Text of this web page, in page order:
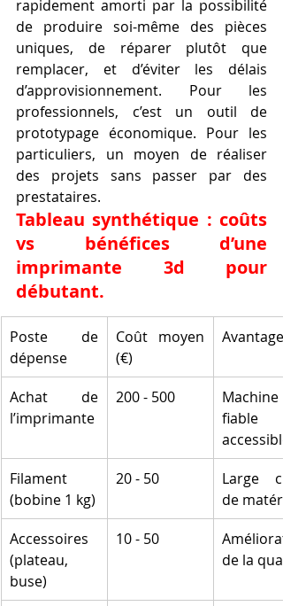
rapidement amorti par la possibilité
de produire soi-même des pièces
uniques, de réparer plutôt que
remplacer, et d’éviter les délais
d’approvisionnement. Pour les
professionnels, c’est un outil de
prototypage économique. Pour les
particuliers, un moyen de réaliser
des projets sans passer par des
prestataires.
Tableau synthétique : coûts
vs bénéfices d’une
imprimante 3d pour
débutant.
Poste de
dépense
Coût moyen
(€)
Avantages
Achat de
l’imprimante
200 - 500
Machine
fiable
accessible
Filament
(bobine 1 kg)
20 - 50
Large
de
Accessoires
(plateau,
buse)
10 - 50
de la